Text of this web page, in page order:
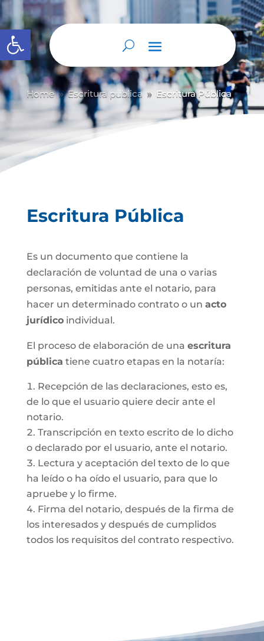
Abrir barra de herramientas
Home 9 Escritura publica 9 Escritura Pública
Escritura Pública
Es un documento que contiene la
declaración de voluntad de una o varias
personas, emitidas ante el notario, para
hacer un determinado contrato o un acto
jurídicoindividual.
El proceso de elaboración de una escritura
pública tiene cuatro etapas en la notaría:
Recepción de las declaraciones, esto es,
de lo que el usuario quiere decir ante el
notario.
Transcripción en texto escrito de lo dicho
o declarado por el usuario, ante el notario.
Lectura y aceptación del texto de lo que
ha leído o ha oído el usuario, para que lo
apruebe y lo firme.
Firma del notario, después de la firma de
los interesados y después de cumplidos
todos los requisitos del contrato respectivo.